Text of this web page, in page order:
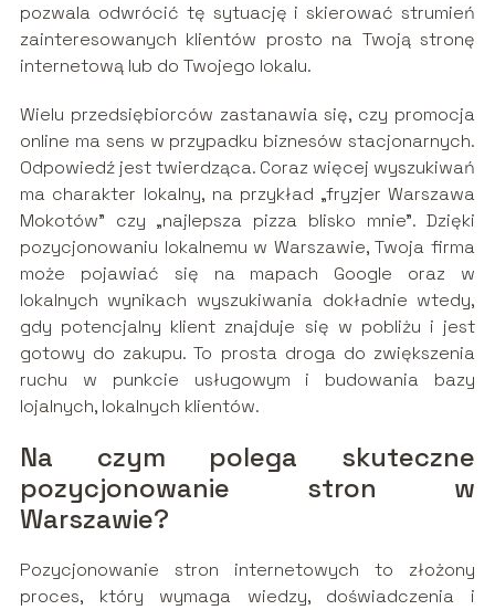
pozwala odwrócić tę sytuację i skierować strumień
zainteresowanych klientów prosto na Twoją stronę
internetową lub do Twojego lokalu.
Wielu przedsiębiorców zastanawia się, czy promocja
online ma sens w przypadku biznesów stacjonarnych.
Odpowiedź jest twierdząca. Coraz więcej wyszukiwań
ma charakter lokalny, na przykład „fryzjer Warszawa
Mokotów” czy „najlepsza pizza blisko mnie”. Dzięki
pozycjonowaniu lokalnemu w Warszawie, Twoja firma
może pojawiać się na mapach Google oraz w
lokalnych wynikach wyszukiwania dokładnie wtedy,
gdy potencjalny klient znajduje się w pobliżu i jest
gotowy do zakupu. To prosta droga do zwiększenia
ruchu w punkcie usługowym i budowania bazy
lojalnych, lokalnych klientów.
Na czym polega skuteczne
pozycjonowanie stron w
Warszawie?
Pozycjonowanie stron internetowych to złożony
proces, który wymaga wiedzy, doświadczenia i